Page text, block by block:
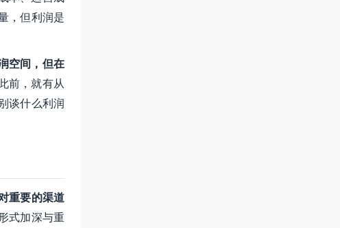
，但利润是
空间，但在
前，就有从
谈什么利润
重要的渠道
式加深与重